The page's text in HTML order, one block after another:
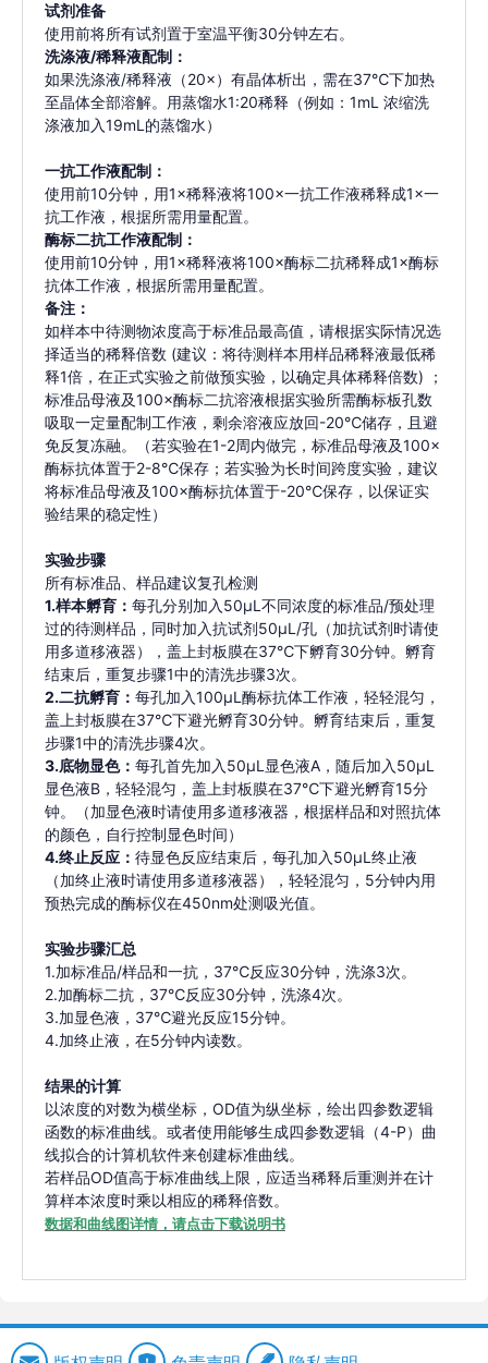
试剂准备
使用前将所有试剂置于室温平衡30分钟左右。
洗涤液/稀释液配制：
如果洗涤液/稀释液（20×）有晶体析出，需在37℃下加热
⾄晶体全部溶解。用蒸馏水1:20稀释（例如：1mL 浓缩洗
涤液加入19mL的蒸馏水）
一抗工作液配制：
使用前10分钟，用1×稀释液将100×一抗工作液稀释成1×一
抗工作液，根据所需用量配置。
酶标二抗工作液配制：
使用前10分钟，用1×稀释液将100×酶标二抗稀释成1×酶标
抗体工作液，根据所需用量配置。
备注：
如样本中待测物浓度高于标准品最高值，请根据实际情况选
择适当的稀释倍数 (建议：将待测样本用样品稀释液最低稀
释1倍，在正式实验之前做预实验，以确定具体稀释倍数) ；
标准品母液及100×酶标二抗溶液根据实验所需酶标板孔数
吸取一定量配制工作液，剩余溶液应放回-20℃储存，且避
免反复冻融。（若实验在1-2周内做完，标准品母液及100×
酶标抗体置于2-8℃保存；若实验为长时间跨度实验，建议
将标准品母液及100×酶标抗体置于-20℃保存，以保证实
验结果的稳定性）
实验步骤
所有标准品、样品建议复孔检测
1.样本孵育： 每孔分别加入50μL不同浓度的标准品/预处理
过的待测样品，同时加入抗试剂50µL/孔（加抗试剂时请使
用多道移液器），盖上封板膜在37℃下孵育30分钟。孵育
结束后，重复步骤1中的清洗步骤3次。
2.二抗孵育： 每孔加入100μL酶标抗体工作液，轻轻混匀，
盖上封板膜在37℃下避光孵育30分钟。孵育结束后，重复
步骤1中的清洗步骤4次。
3.底物显色： 每孔首先加入50μL显色液A，随后加入50μL
显色液B，轻轻混匀，盖上封板膜在37℃下避光孵育15分
钟。（加显色液时请使用多道移液器，根据样品和对照抗体
的颜色，自行控制显色时间）
4.终止反应： 待显色反应结束后，每孔加入50μL终止液
（加终止液时请使用多道移液器），轻轻混匀，5分钟内用
预热完成的酶标仪在450nm处测吸光值。
实验步骤汇总
1.加标准品/样品和一抗，37℃反应30分钟，洗涤3次。
2.加酶标二抗，37℃反应30分钟，洗涤4次。
3.加显色液，37℃避光反应15分钟。
4.加终止液，在5分钟内读数。
结果的计算
以浓度的对数为横坐标，OD值为纵坐标，绘出四参数逻辑
函数的标准曲线。或者使用能够生成四参数逻辑（4-P）曲
线拟合的计算机软件来创建标准曲线。
若样品OD值高于标准曲线上限，应适当稀释后重测并在计
算样本浓度时乘以相应的稀释倍数。
数据和曲线图详情，请点击下载说明书